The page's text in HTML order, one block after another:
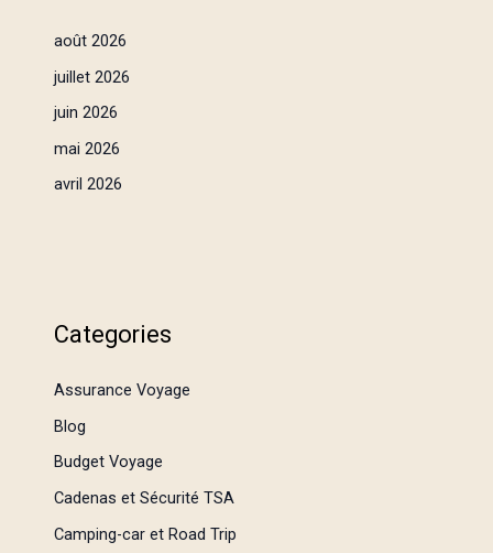
août 2026
juillet 2026
juin 2026
mai 2026
avril 2026
Categories
Assurance Voyage
Blog
Budget Voyage
Cadenas et Sécurité TSA
Camping-car et Road Trip